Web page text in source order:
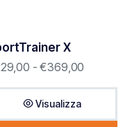
X
- €369,00
Visualizza